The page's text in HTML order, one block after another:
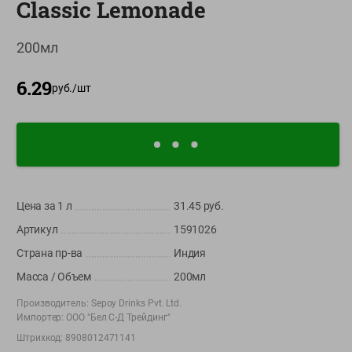
О сервисе
Настройки файлов cookie
доставкой и бонусной картой
Store
Play
+375 44 560-60-61
Время работы Call-центра: Пн.- Пт. с 09.00 до 17.00, СБ, ВС -
выходной
shop@green-market.by
Classic Lemonade
200мл
6.29руб./шт
Цена за 1 л 31.45руб.
Артикул
1591026
Страна пр-ва
Индия
Масса / Объем
200мл
Производитель: Sepoy Drinks Pvt. Ltd.
Импортер: ООО "Бел С-Д Трейдинг"
Штрихкод: 8908012471141